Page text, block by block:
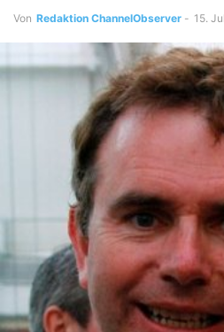
Von Redaktion ChannelObserver - 15.